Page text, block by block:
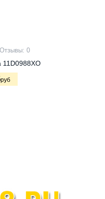
Отзывы: 0
руб